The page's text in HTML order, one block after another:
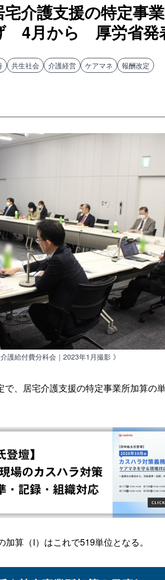
宅介護支援の特定事
4月から 厚労省発
共生社会 介護経営 ケアマネ 報酬改定
介護給付費分科会｜2023年1月撮影 》
、居宅介護支援の特定事業所加算の
算（I）はこれで519単位となる。